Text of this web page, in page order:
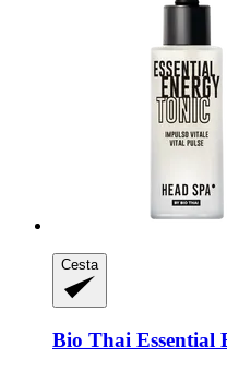
Cesta
Bio Thai Essential